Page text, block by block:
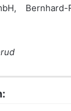
Bernhard-